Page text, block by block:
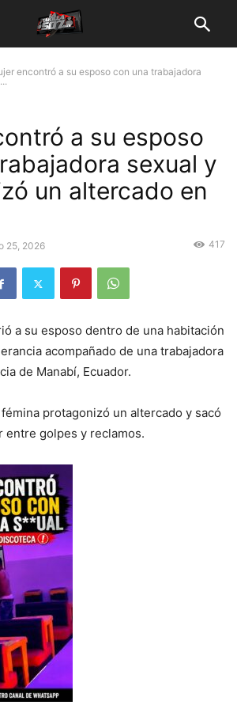
encontró a su esposo con una trabajadora
a su esposo
sexual y
un altercado en
25, 2026 417
a su esposo dentro de una habitación
acompañado de una trabajadora
de Manabí, Ecuador.
protagonizó un altercado y sacó
entre golpes y reclamos.